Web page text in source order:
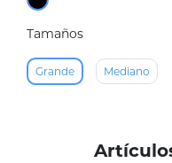
Tamaños
Grande Mediano